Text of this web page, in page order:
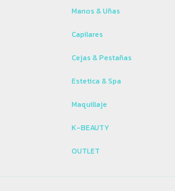
Manos & Uñas
Capilares
Cejas & Pestañas
Estetica & Spa
Maquillaje
K-BEAUTY
OUTLET